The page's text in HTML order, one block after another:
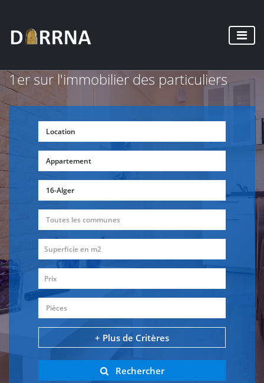
1er sur l'immobilier des particuliers
Location
Appartement
16-Alger
Toutes les communes
Prix
Pièces
+ Plus de Critères
Rechercher